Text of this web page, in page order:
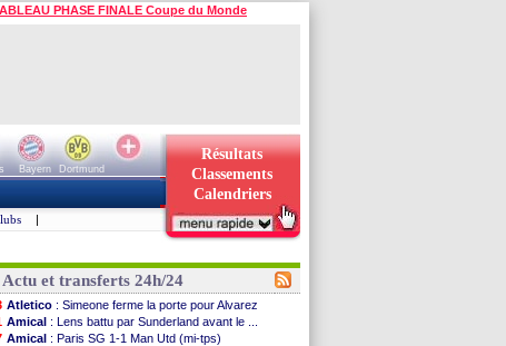
PHASE FINALE Coupe du Monde
Bayern
Dortmund
Résultats
Classements
Calendriers
|
Actu et transferts 24h/24
Atletico : Simeone ferme la porte pour Alvarez
Amical : Lens battu par Sunderland avant le ...
Amical : Paris SG 1-1 Man Utd (mi-tps)